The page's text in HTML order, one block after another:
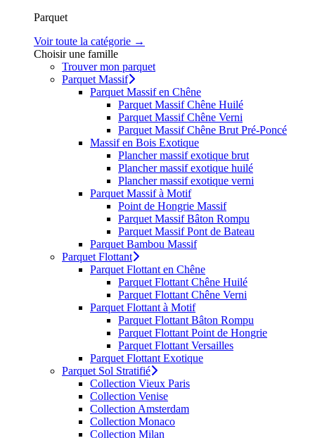
Parquet
Voir toute la catégorie →
Choisir une famille
Trouver mon parquet
Parquet Massif
Parquet Massif en Chêne
Parquet Massif Chêne Huilé
Parquet Massif Chêne Verni
Parquet Massif Chêne Brut Pré-Poncé
Massif en Bois Exotique
Plancher massif exotique brut
Plancher massif exotique huilé
Plancher massif exotique verni
Parquet Massif à Motif
Point de Hongrie Massif
Parquet Massif Bâton Rompu
Parquet Massif Pont de Bateau
Parquet Bambou Massif
Parquet Flottant
Parquet Flottant en Chêne
Parquet Flottant Chêne Huilé
Parquet Flottant Chêne Verni
Parquet Flottant à Motif
Parquet Flottant Bâton Rompu
Parquet Flottant Point de Hongrie
Parquet Flottant Versailles
Parquet Flottant Exotique
Parquet Sol Stratifié
Collection Vieux Paris
Collection Venise
Collection Amsterdam
Collection Monaco
Collection Milan